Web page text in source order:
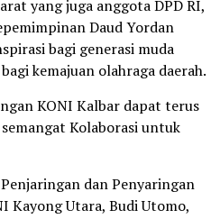
yang juga anggota DPD RI,
Daud Yordan
bagi generasi muda
kemajuan olahraga daerah.
KONI Kalbar dapat terus
Kolaborasi untuk
dan Penyaringan
Kayong Utara, Budi Utomo,